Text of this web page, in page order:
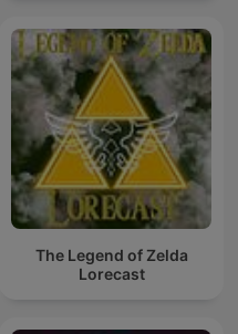
The Legend of Zelda
Lorecast